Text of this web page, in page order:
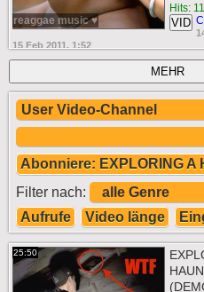
reaggae music ♥
Hits:
VID
15 Feb 2011, 1:52
MEHR
Filter nach:
Aufrufe
Video länge
25:50